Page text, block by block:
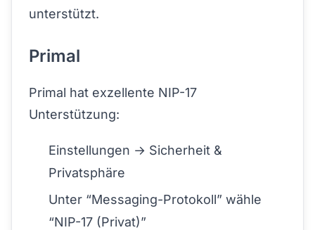
unterstützt.
Primal
Primal hat exzellente NIP-17
Unterstützung:
Einstellungen → Sicherheit &
Privatsphäre
Unter “Messaging-Protokoll” wähle
“NIP-17 (Privat)”